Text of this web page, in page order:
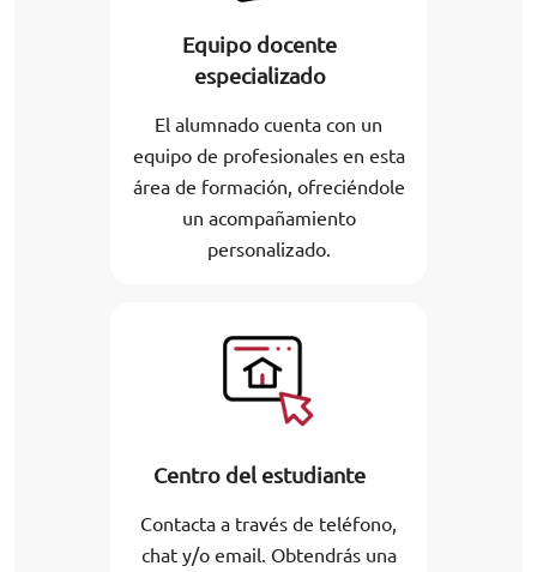
Equipo docente
especializado
El alumnado cuenta con un
equipo de profesionales en esta
área de formación, ofreciéndole
un acompañamiento
personalizado.
Centro del estudiante
Contacta a través de teléfono,
chat y/o email. Obtendrás una